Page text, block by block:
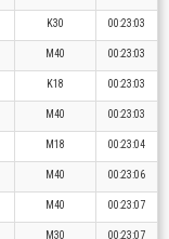
K30 00:23:03
M40 00:23:03
K18 00:23:03
M40 00:23:03
M18 00:23:04
M40 00:23:06
M40 00:23:07
M30 00:23:07